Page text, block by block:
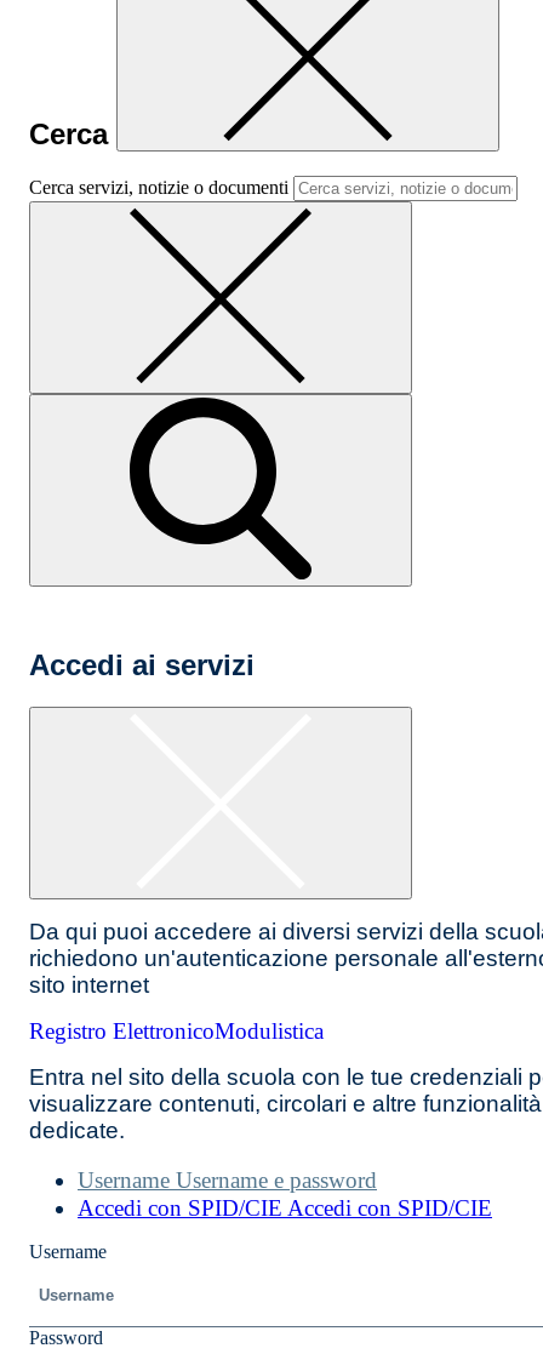
Cerca
Cerca servizi, notizie o documenti
Accedi ai servizi
Da qui puoi accedere ai diversi servizi della
richiedono un'autenticazione personale
sito internet
Registro ElettronicoModulistica
Entra nel sito della scuola con le tue credenziali
visualizzare contenuti, circolari e altre
dedicate.
Username Username e password
Accedi con SPID/CIE Accedi con SPID/CIE
Username
Password